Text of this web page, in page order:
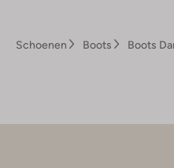
Schoenen Boots Boots